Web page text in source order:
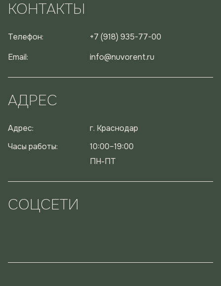
КОНТАКТЫ
Телефон:
+7 (918) 935-77-00
Email:
info@nuvorent.ru
АДРЕС
Адрес:
г. Краснодар
Часы работы:
10:00–19:00
ПН-ПТ
СОЦСЕТИ